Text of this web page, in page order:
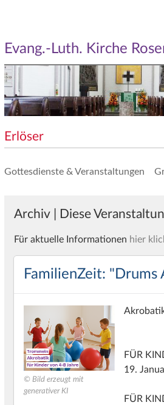
Evang.-Luth. Kirche
Erlöser
Gottesdienste & Veranstaltungen
Archiv | Diese
Für aktuelle Informationen hier
FamilienZeit: "Drums
© Bild erzeugt mit
generativer KI
FÜR
19.
FÜR